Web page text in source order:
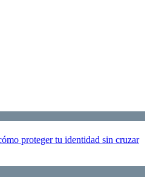
proteger tu identidad sin cruzar